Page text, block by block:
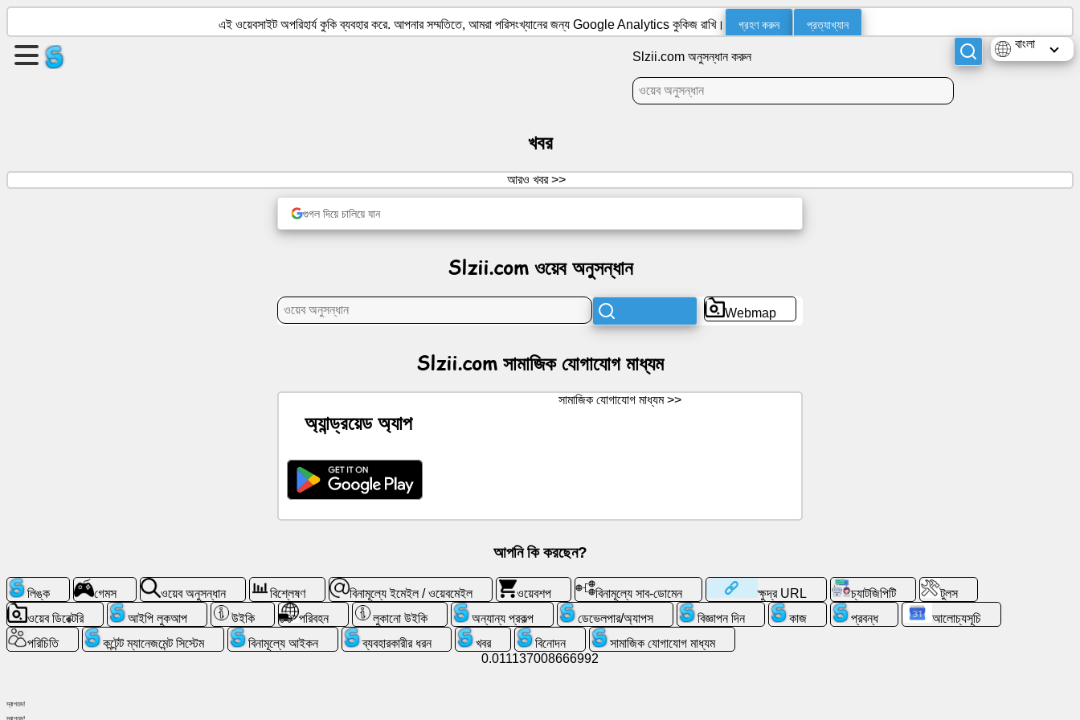
একটি
তৈরি
করুন
উইকি
পরিচিতি
এই ওয়েবসাইট অপরিহার্য কুকি ব্যবহার করে. আপনার সম্মতিতে, আমরা পরিসংখ্যানের জন্য Google Analytics কুকিজ রাখি। গ্রহণ করুন প্রত্যাখ্যান
বাংলা
Slzii.com অনুসন্ধান করুন
খবর
আরও খবর >>
গুগল দিয়ে চালিয়ে যান
Slzii.com ওয়েব অনুসন্ধান
Webmap
Slzii.com সামাজিক যোগাযোগ মাধ্যম
অ্যান্ড্রয়েড অ্যাপ
সামাজিক যোগাযোগ মাধ্যম >>
আপনি কি করছেন?
লিঙ্ক গেমস ওয়েব অনুসন্ধান বিশ্লেষণ বিনামূল্যে ইমেইল / ওয়েবমেইল ওয়েবশপ বিনামূল্যে সাব-ডোমেন ক্ষুদ্র URL চ্যাটজিপিটি
টুলস
ওয়েব ডিরেক্টরি
আইপি লুকআপ উইকি পরিবহন লুকানো উইকি অন্যান্য প্রকল্প ডেভেলপার/অ্যাপস বিজ্ঞাপন দিন কাজ প্রবন্ধ
আলোচ্যসূচি
পরিচিতি
কন্টেন্ট ম্যানেজমেন্ট সিস্টেম বিনামূল্যে আইকন ব্যবহারকারীর ধরন খবর বিনোদন
সামাজিক যোগাযোগ মাধ্যম
0.011137008666992
স্বাগতম!
স্বাগতম!